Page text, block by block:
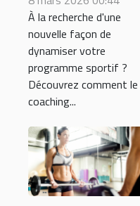
transformer
votre routine
d'entraînement ?
À la recherche d'une
nouvelle façon de
dynamiser votre
programme sportif ?
Découvrez comment le
coaching...